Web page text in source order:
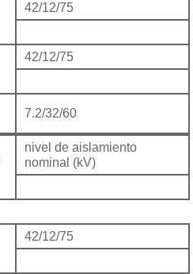
42/12/75
42/12/75
7.2/32/60
nivel de aislamiento
nominal (kV)
42/12/75